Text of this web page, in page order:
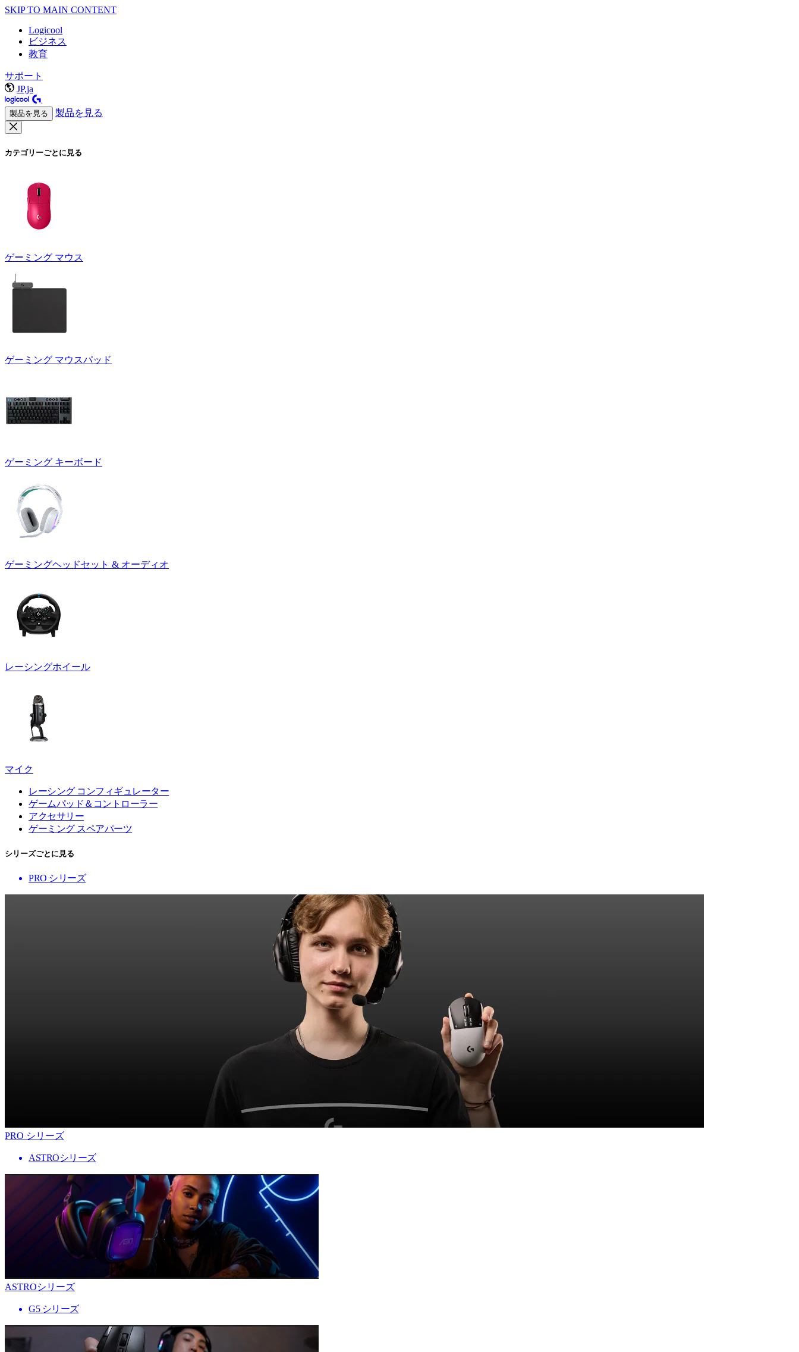
SKIP TO MAIN CONTENT
Logicool
ビジネス
教育
サポート
JP,ja
製品を見る 製品を見る
カテゴリーごとに見る
ゲーミング マウス
ゲーミング マウスパッド
ゲーミング キーボード
ゲーミングヘッドセット & オーディオ
レーシングホイール
マイク
レーシング コンフィギュレーター
ゲームパッド＆コントローラー
アクセサリー
ゲーミング スペアパーツ
シリーズごとに見る
PRO シリーズ
PRO シリーズ
ASTROシリーズ
ASTROシリーズ
G5 シリーズ